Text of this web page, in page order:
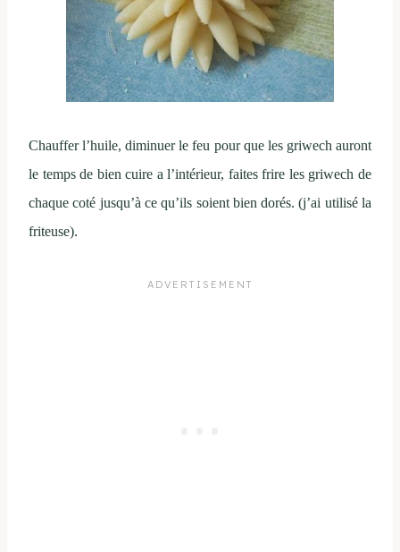
Chauffer l’huile, diminuer le feu pour que les griwech auront
le temps de bien cuire a l’intérieur, faites frire les griwech de
chaque coté jusqu’à ce qu’ils soient bien dorés. (j’ai utilisé la
friteuse).